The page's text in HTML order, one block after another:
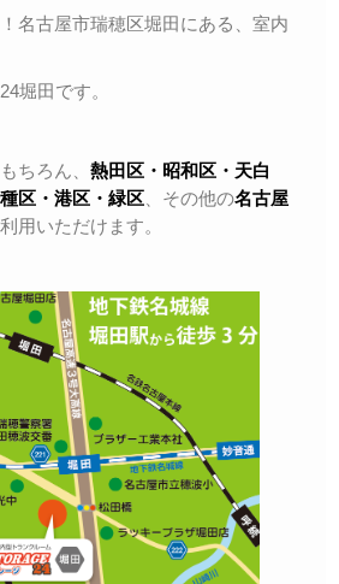
名古屋市瑞穂区堀田にある、室内
堀田です。
ちろん、 熱田区・昭和区・天白
区・港区・緑区 、その他の名古屋
用いただけます。